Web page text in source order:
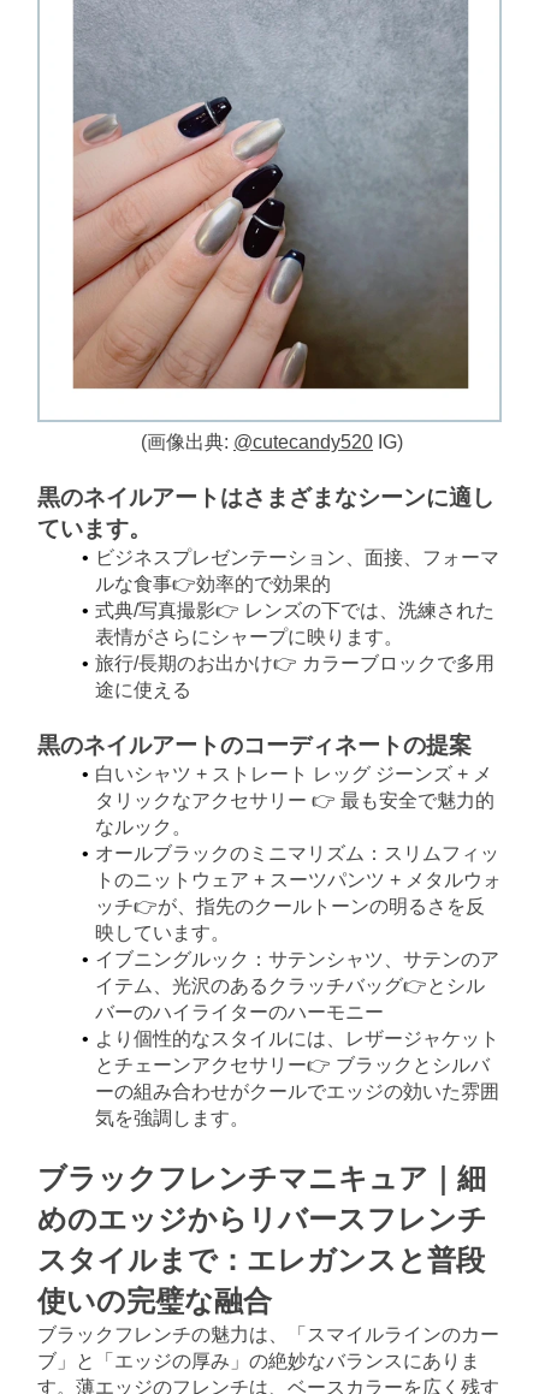
(画像出典: @cutecandy520 IG)
黒のネイルアートはさまざまなシーンに適し
ています。
ビジネスプレゼンテーション、面接、フォーマ
ルな食事👉効率的で効果的
式典/写真撮影👉 レンズの下では、洗練された
表情がさらにシャープに映ります。
旅行/長期のお出かけ👉 カラーブロックで多用
途に使える
黒のネイルアートのコーディネートの提案
白いシャツ + ストレート レッグ ジーンズ + メ
タリックなアクセサリー 👉 最も安全で魅力的
なルック。
オールブラックのミニマリズム：スリムフィッ
トのニットウェア + スーツパンツ + メタルウォ
ッチ👉が、指先のクールトーンの明るさを反
映しています。
イブニングルック：サテンシャツ、サテンのア
イテム、光沢のあるクラッチバッグ👉とシル
バーのハイライターのハーモニー
より個性的なスタイルには、レザージャケット
とチェーンアクセサリー👉 ブラックとシルバ
ーの組み合わせがクールでエッジの効いた雰囲
気を強調します。
ブラックフレンチマニキュア｜細
めのエッジからリバースフレンチ
スタイルまで：エレガンスと普段
使いの完璧な融合
ブラックフレンチの魅力は、「スマイルラインのカー
ブ」と「エッジの厚み」の絶妙なバランスにありま
す。薄エッジのフレンチは、ベースカラーを広く残す